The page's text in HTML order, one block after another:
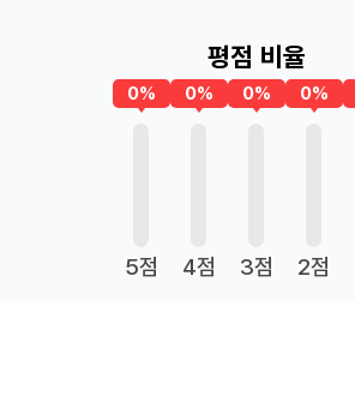
평점 비율
0%
5점
0%
4점
0%
3점
0%
2점